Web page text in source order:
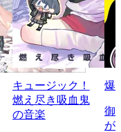
キュージック！
燃え尽き吸血鬼
の音楽
爆
御
が